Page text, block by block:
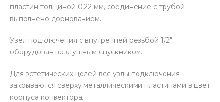
пластин толщиной 0,22 мм, соединение с трубой
выполнено дорнованием.
Узел подключения с внутренней резьбой 1/2″
оборудован воздушным спускником.
Для эстетических целей все узлы подключения
закрываются сверху металлическими пластинами в цвет
корпуса конвектора.